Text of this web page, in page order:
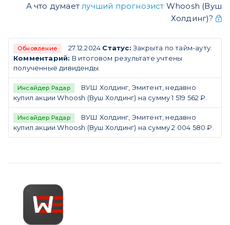
А что думает лучший прогнозист Whoosh (Вуш
Холдинг)?
Обновление 27.12.2024 Статус: Закрыта по тайм-ауту.
Комментарий: В итоговом результате учтены
полученные дивиденды.
Инсайдер Радар
ВУШ Холдинг, Эмитент, недавно
купил акции Whoosh (Вуш Холдинг) на сумму 1 519 562 ₽.
Инсайдер Радар
ВУШ Холдинг, Эмитент, недавно
купил акции Whoosh (Вуш Холдинг) на сумму 2 004 580 ₽.